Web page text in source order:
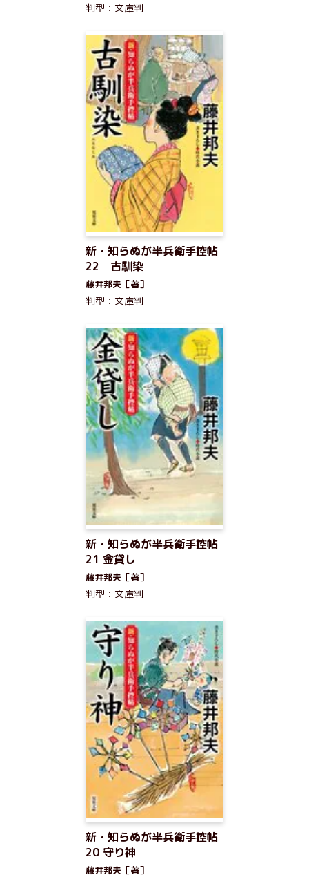
判型：文庫判
新・知らぬが半兵衛手控帖
22 古馴染
藤井邦夫［著］
判型：文庫判
新・知らぬが半兵衛手控帖
21 金貸し
藤井邦夫［著］
判型：文庫判
新・知らぬが半兵衛手控帖
20 守り神
藤井邦夫［著］